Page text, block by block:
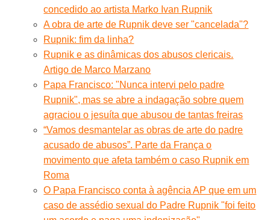
concedido ao artista Marko Ivan Rupnik
A obra de arte de Rupnik deve ser "cancelada"?
Rupnik: fim da linha?
Rupnik e as dinâmicas dos abusos clericais.
Artigo de Marco Marzano
Papa Francisco: "Nunca intervi pelo padre
Rupnik", mas se abre a indagação sobre quem
agraciou o jesuíta que abusou de tantas freiras
“Vamos desmantelar as obras de arte do padre
acusado de abusos”. Parte da França o
movimento que afeta também o caso Rupnik em
Roma
O Papa Francisco conta à agência AP que em um
caso de assédio sexual do Padre Rupnik "foi feito